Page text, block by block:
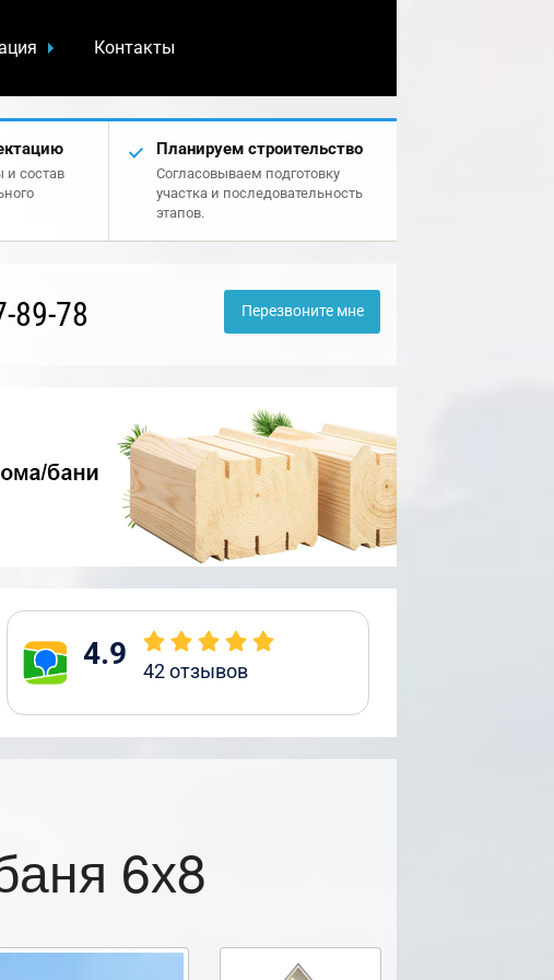
Контакты
и состав
Планируем строительство
Согласовываем подготовку
участка и последовательность
этапов.
89-78 Перезвоните мне
4.9 42отзывов
6х8